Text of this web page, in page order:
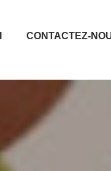
CONTACTEZ-